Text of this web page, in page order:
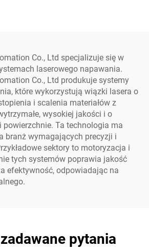
Co., Ltd specjalizuje się w
laserowego napawania.
Co., Ltd produkuje systemy
które wykorzystują wiązki lasera o
i scalenia materiałów z
wysokiej jakości i o
Ta technologia ma
branż wymagających precyzji i
sektory to motoryzacja i
tych systemów poprawia jakość
efektywność, odpowiadając na
pytania